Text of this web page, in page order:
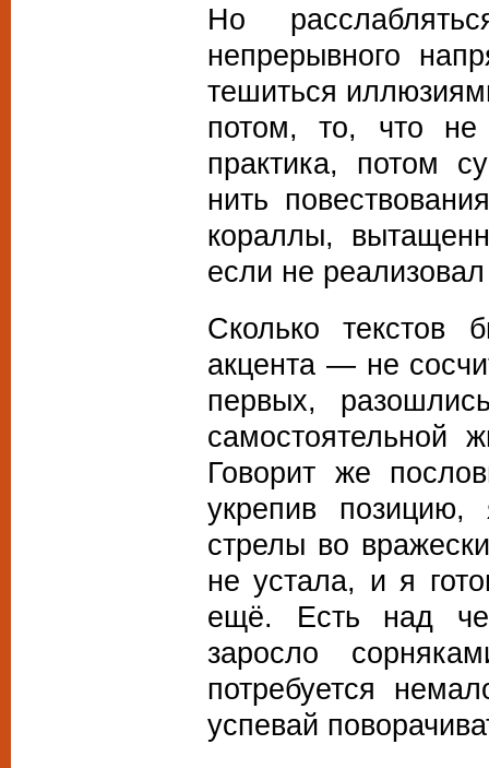
Но
непрерывного
тешиться
потом, то, что не
практика, потом
нить
кораллы,
если не
Сколько текстов
акцента — не
первых,
самостоятельной
Говорит же
укрепив
стрелы во
не устала, и я
ещё. Есть над
заросло
потребуется
успевай